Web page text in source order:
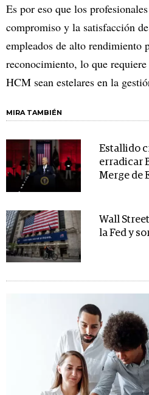
Es por eso que los
compromiso y la satisfacción
empleados de alto rendimiento
reconocimiento, lo que
HCM sean estelares en la
MIRA TAMBIÉN
Estallido
erradicar
Merge de
Wall
la Fed y